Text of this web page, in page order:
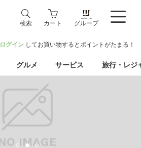
検索 カート グループ
ログイン してお買い物するとポイントがたまる！
グルメ サービス 旅行・レジ